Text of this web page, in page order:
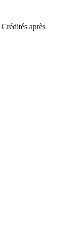
Crédités après